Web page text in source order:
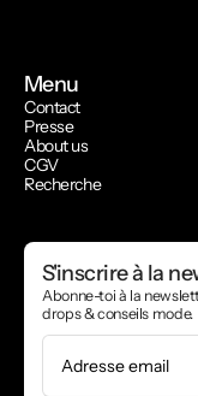
Menu
Contact
Presse
About us
CGV
Recherche
S'inscrire à la
Abonne-toi à la
drops & conseils mode.
Adresse email